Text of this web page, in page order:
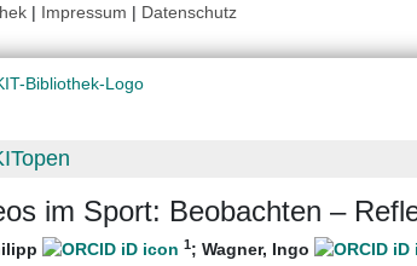
| Impressum | Datenschutz
im Sport: Beobachten –
1; Wagner, Ingo